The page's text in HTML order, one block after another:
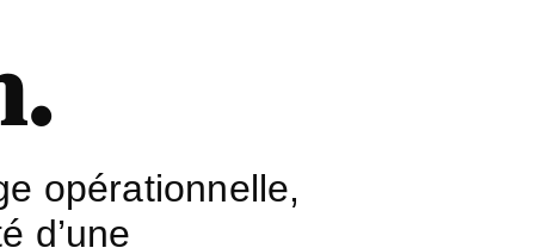
opérationnelle,
d’une